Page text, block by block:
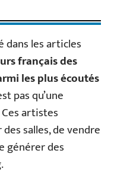
dans les articles
français des
les plus écoutés
pas qu’une
artistes
salles, de vendre
générer des